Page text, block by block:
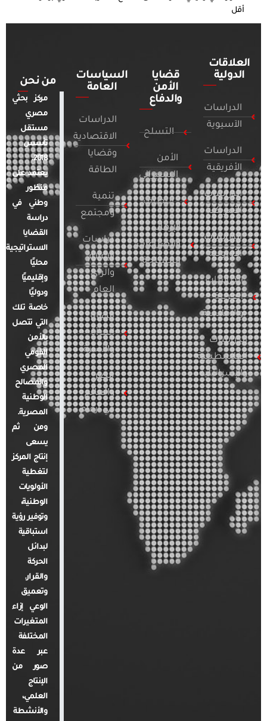
أقل
العلاقات
الدولية
الدراسات
الآسيوية
الدراسات
الأفريقية
الدراسات
الأمريكية
الدراسات
الأوروبية
الدراسات
العربية
والإقليمية
الدراسات
الفلسطينية
والإسرائيلية
قضايا
الأمن
والدفاع
التسلح
الأمن
السيبراني
التطرف
الإرهاب
والصراعات
المسلحة
السياسات
العامة
الدراسات
الاقتصادية
وقضايا
الطاقة
تنمية
ومجتمع
دراسات
الإعلام
والرأي
العام
قضايا
المرأة
والأسرة
مصر
والعالم
في أرقام
من نحن
مركز بحثي
مصري
مستقل
تأسس
2018.
يعتمد على
منظور
وطني في
دراسة
القضايا
الاستراتيجية
محليًا
وإقليميًا
ودوليًا
خاصة تلك
التي تتصل
بالأمن
القومي
المصري
والمصالح
الوطنية
المصرية.
ومن ثم
يسعى
إنتاج المركز
لتغطية
الأولويات
الوطنية،
وتوفير رؤية
استباقية
لبدائل
الحركة
والقرار.
وتعميق
الوعي إزاء
المتغيرات
المختلفة
عبر عدة
صور من
الإنتاج
العلمي،
والأنشطة